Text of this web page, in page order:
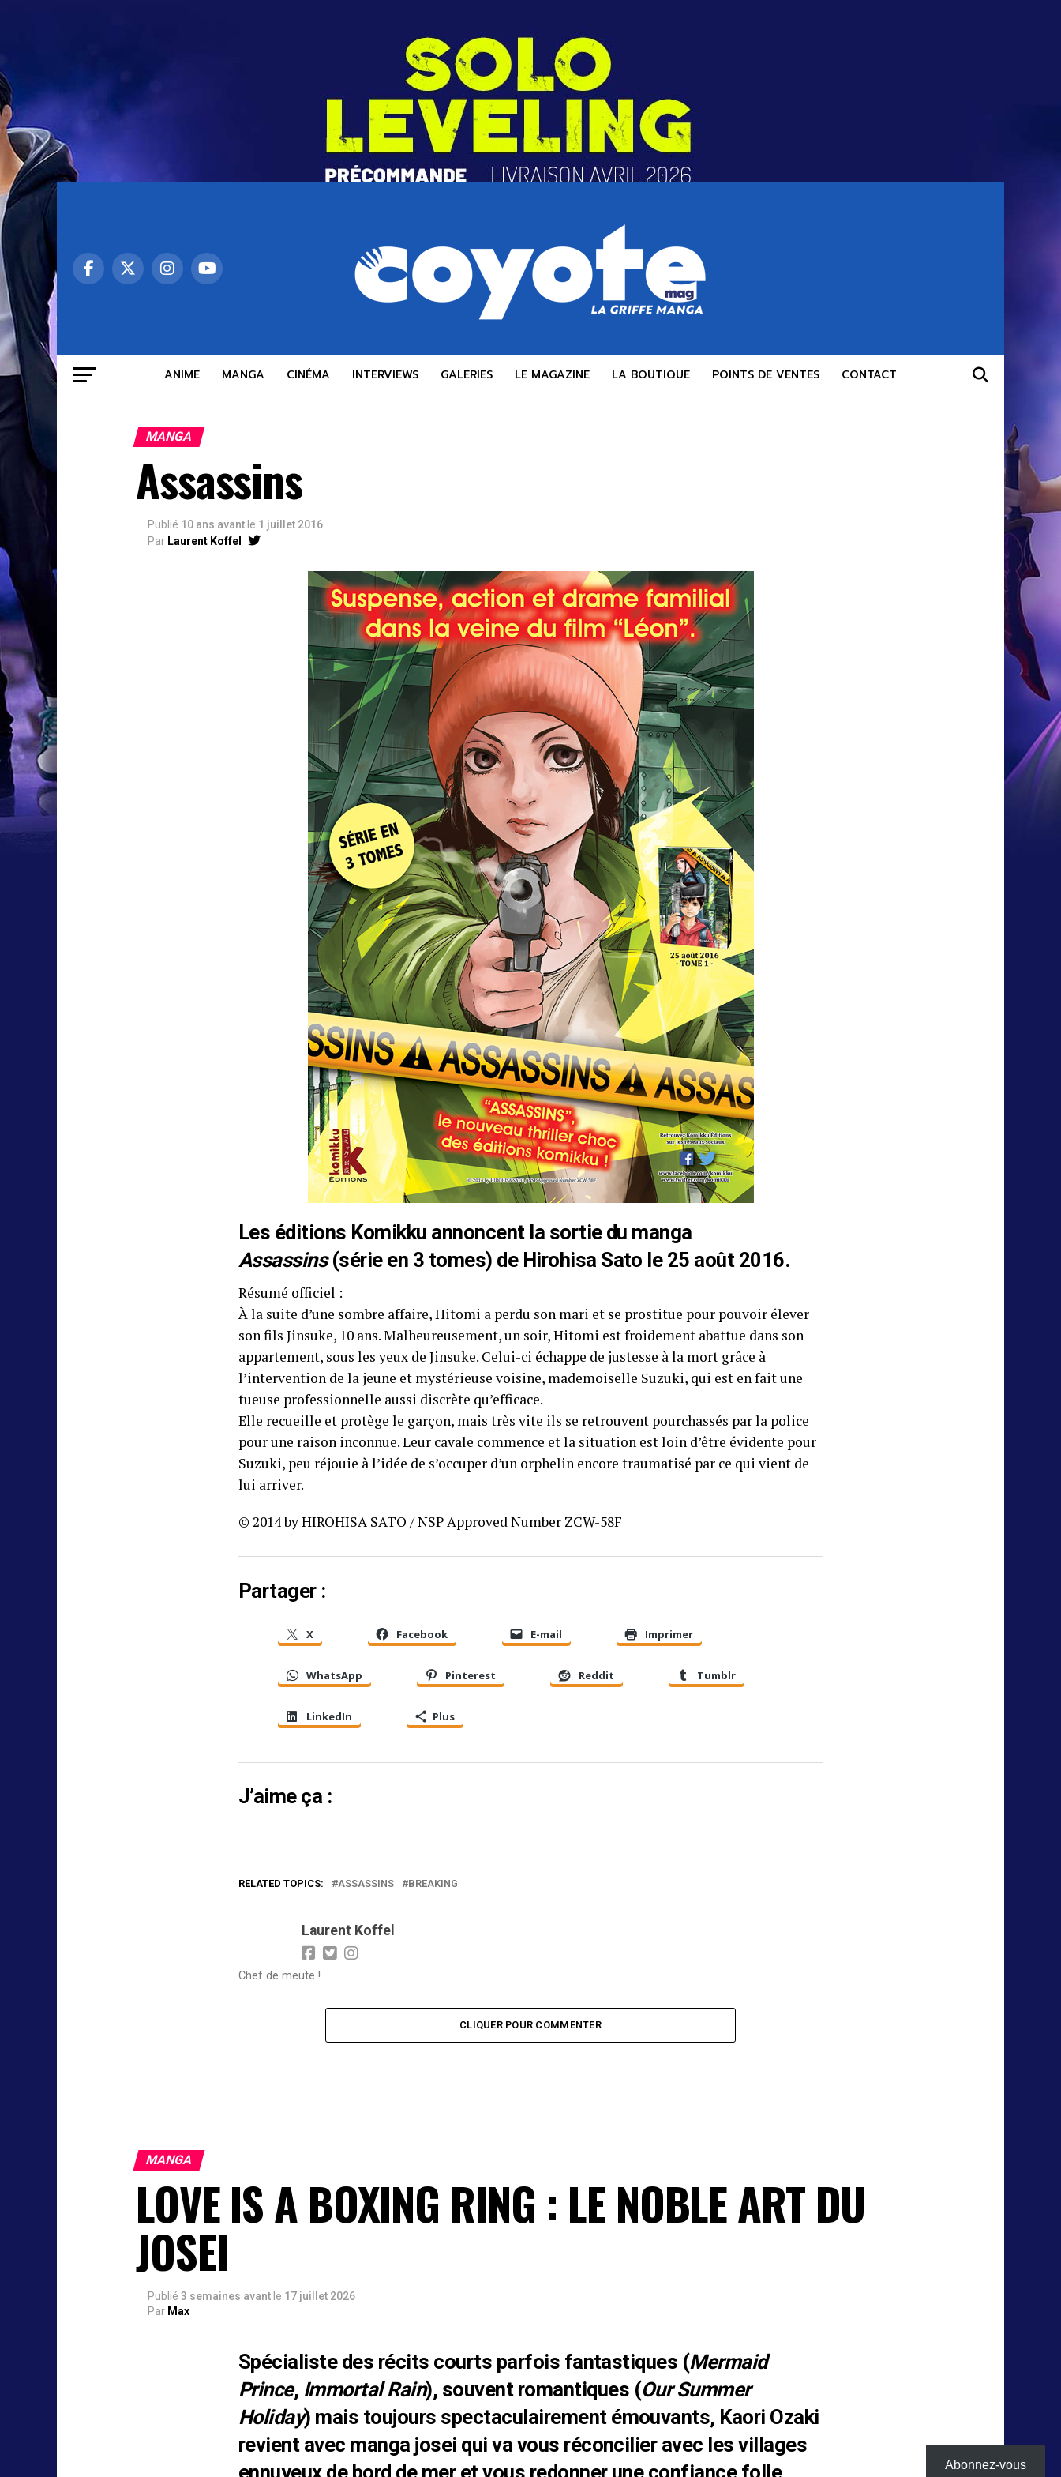
ANIME MANGA CINÉMA INTERVIEWS GALERIES LE MAGAZINE LA BOUTIQUE POINTS DE VENTES CONTACT
MANGA
Assassins
Publié 10 ans avant le 1 juillet 2016
Par Laurent Koffel
Les éditions Komikku annoncent la sortie du manga
Assassins(série en 3 tomes) de Hirohisa Sato le 25 août 2016.
Résumé officiel :
À la suite d’une sombre affaire, Hitomi a perdu son mari et se prostitue pour pouvoir élever
son fils Jinsuke, 10 ans. Malheureusement, un soir, Hitomi est froidement abattue dans son
appartement, sous les yeux de Jinsuke. Celui-ci échappe de justesse à la mort grâce à
l’intervention de la jeune et mystérieuse voisine, mademoiselle Suzuki, qui est en fait une
tueuse professionnelle aussi discrète qu’efficace.
Elle recueille et protège le garçon, mais très vite ils se retrouvent pourchassés par la police
pour une raison inconnue. Leur cavale commence et la situation est loin d’être évidente pour
Suzuki, peu réjouie à l’idée de s’occuper d’un orphelin encore traumatisé par ce qui vient de
lui arriver.
© 2014 by HIROHISA SATO / NSP Approved Number ZCW-58F
Partager :
X Facebook E-mail Imprimer
WhatsApp Pinterest Reddit Tumblr
LinkedIn Plus
J’aime ça :
RELATED TOPICS: ASSASSINS BREAKING
Laurent Koffel
Chef de meute !
CLIQUER POUR COMMENTER
MANGA
LOVE IS A BOXING RING : LE NOBLE ART DU
JOSEI
Publié 3 semaines avant le 17 juillet 2026
Par Max
Spécialiste des récits courts parfois fantastiques (Mermaid
Prince, Immortal Rain), souvent romantiques (Our Summer
Holiday) mais toujours spectaculairement émouvants, Kaori Ozaki
revient avec manga josei qui va vous réconcilier avec les villages
Abonnez-vous